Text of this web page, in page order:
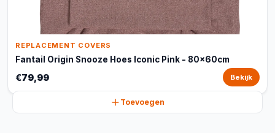
REPLACEMENT COVERS
Fantail Origin Snooze Hoes Iconic Pink - 80x60cm
€79,99 Bekijk
Toevoegen